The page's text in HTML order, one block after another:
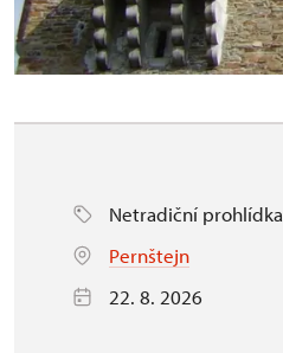
Netradiční prohlídka
Pernštejn
22. 8. 2026